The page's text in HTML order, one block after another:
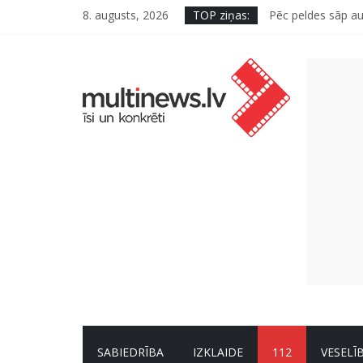
8. augusts, 2026 TOP ziņas:
Pēc peldes sāp
Pūtēju orķestru
SABIEDRĪBA IZKLAIDE 112